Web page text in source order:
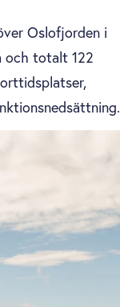
Oslofjorden i
och totalt 122